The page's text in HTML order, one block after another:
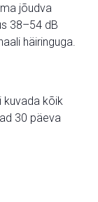
jõudva
38–54 dB
häiringuga.
kuvada kõik
30 päeva